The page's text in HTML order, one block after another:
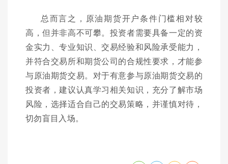
总而言之，原油期货开户条件门槛相对较
高，但并非高不可攀。投资者需要具备一定的资
金实力、专业知识、交易经验和风险承受能力，
并符合交易所和期货公司的合规性要求，才能参
与原油期货交易。对于有意参与原油期货交易的
投资者，建议认真学习相关知识，充分了解市场
风险，选择适合自己的交易策略，并谨慎对待，
切勿盲目入场。